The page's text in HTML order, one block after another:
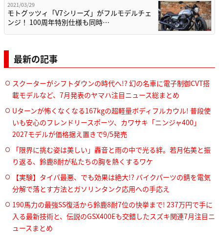
2021/03/29
モトグッツィ「V7シリーズ」がフルモデルチェ
ンジ！ 100周年特別仕様も同時…
最新の記事
スクーターがシフトダウンの時代へ!? 幻の名車に電子制御CVT搭
載モデルなど、7月発表のヤマハ注目ニュース総まとめ
Uターンが怖くなくなる167kgの超軽量ボディフルカウル! 普段使
いも安心のフレンドリースポーツ、カワサキ「ニンジャ400」
2027モデルが価格据え置きで9/5発売
「限界に挑む姿は美しい」轟音と雨の中で光る絆。若月佑美と振
り返る、鈴鹿8耐が私たちの胸を熱くするワケ
【実験】タイパ最悪、でも効果は絶大!? バイクパーツの錆を電気
分解で落とす方法とガソリンタンク応用への手応え
190馬力の最強SS復活から鈴鹿8耐7位の快挙まで! 237万円で手に
入る最新技術と、伝説のGSX400Eも交錯したスズキ関連7月注目ニ
ュースまとめ